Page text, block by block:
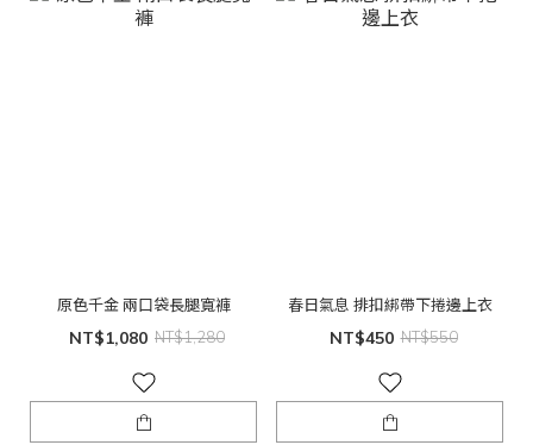
原色千金 兩口袋長腿寬褲
NT$1,080 NT$1,280
春日氣息 排扣綁帶下捲邊上衣
NT$450 NT$550